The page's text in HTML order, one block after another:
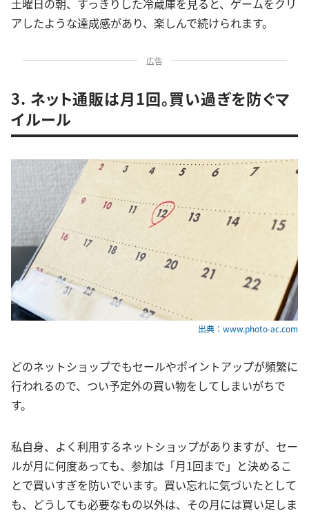
アしたような達成感があり、楽しんで続けられます。
広告
3. ネット通販は月1回。買い過ぎを防ぐマ
イルール
出典：www.photo-ac.com
どのネットショップでもセールやポイントアップが頻繁に
行われるので、つい予定外の買い物をしてしまいがちで
す。
私自身、よく利用するネットショップがありますが、セー
ルが月に何度あっても、参加は「月1回まで」と決めるこ
とで買いすぎを防いでいます。買い忘れに気づいたとして
も、どうしても必要なもの以外は、その月には買い足しま